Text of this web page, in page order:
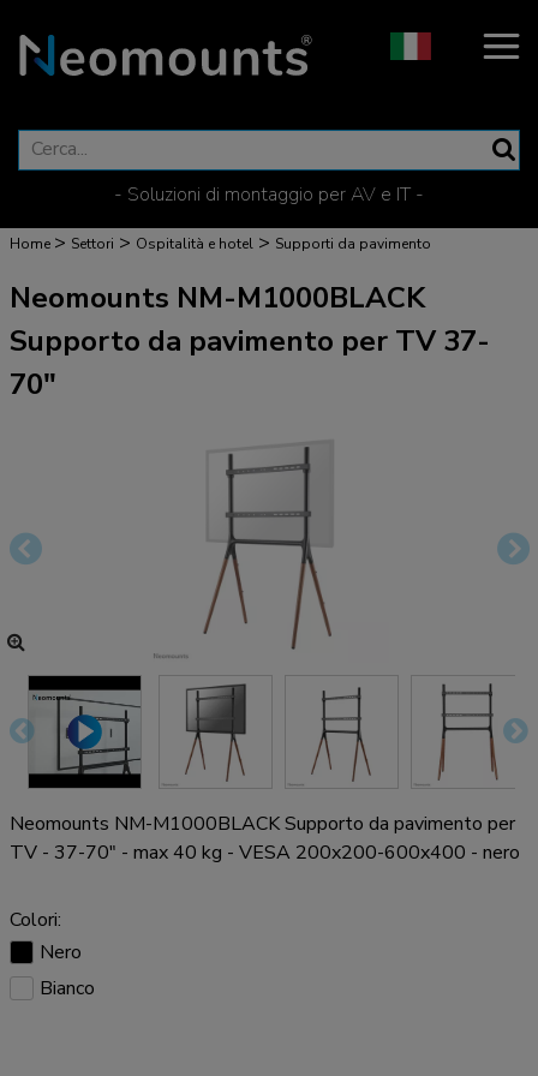
- Soluzioni di montaggio per AV e IT -
Home > Settori > Ospitalità e hotel > Supporti da pavimento
Neomounts NM-M1000BLACK
Supporto da pavimento per TV 37-
70"
Neomounts NM-M1000BLACK Supporto da pavimento per
TV - 37-70" - max 40 kg - VESA 200x200-600x400 - nero
Colori:
Nero
Bianco